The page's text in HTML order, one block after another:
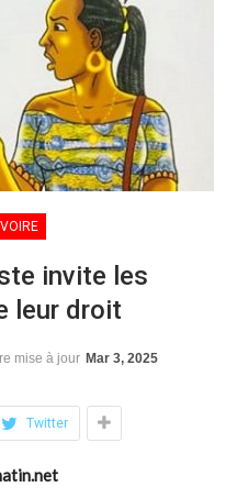
invite les
leur droit
mise à jour Mar 3, 2025
Twitter